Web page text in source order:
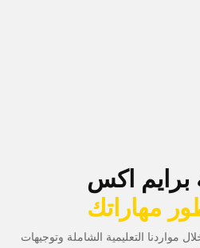
برايم اكس
مهاراتك
مواردنا التعليمية الشاملة وتوجيهات